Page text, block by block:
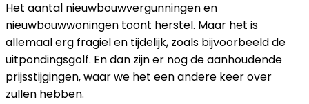
Het aantal nieuwbouwvergunningen en
nieuwbouwwoningen toont herstel. Maar het is
allemaal erg fragiel en tijdelijk, zoals bijvoorbeeld de
uitpondingsgolf. En dan zijn er nog de aanhoudende
prijsstijgingen, waar we het een andere keer over
zullen hebben.